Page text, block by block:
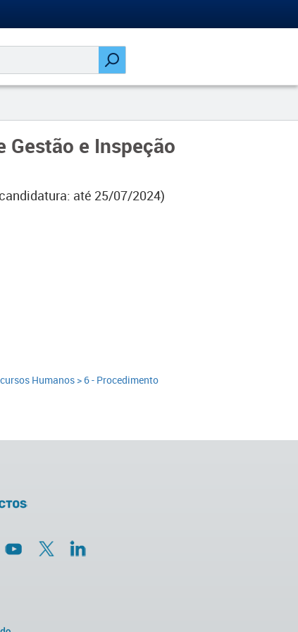
e Inspeção
até 25/07/2024)
Humanos > ​​​​6 - Procedimento